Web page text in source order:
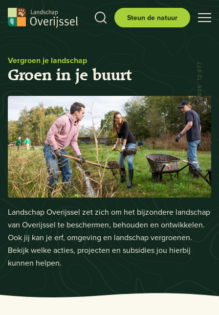
Steun de natuur
Vergroen je landschap
Groen in je buurt
Landschap Overijssel zet zich om het bijzondere landschap
van Overijssel te beschermen, behouden en ontwikkelen.
Ook jij kan je erf, omgeving en landschap vergroenen.
Bekijk welke acties, projecten en subsidies jou hierbij
kunnen helpen.
N 52° 29.556' E 006° 12.077'